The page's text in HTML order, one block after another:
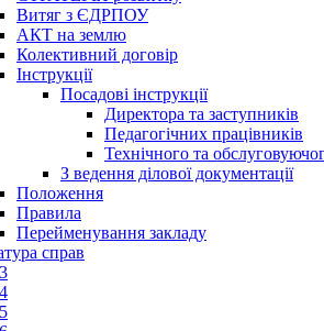
Витяг з ЄДРПОУ
АКТ на землю
Колективний договір
Інструкції
Посадові інструкції
Директора та заступників
Педагогічних працівників
Технічного та
З ведення ділової документації
Положення
Правила
Перейменування закладу
справ